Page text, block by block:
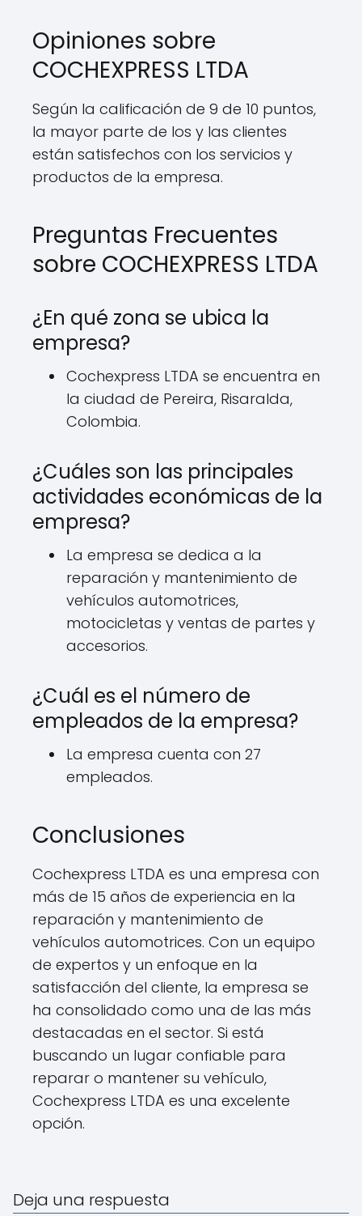
Opiniones sobre
COCHEXPRESS LTDA
Según la calificación de 9 de 10 puntos,
la mayor parte de los y las clientes
están satisfechos con los servicios y
productos de la empresa.
Preguntas Frecuentes
sobre COCHEXPRESS LTDA
¿En qué zona se ubica la
empresa?
Cochexpress LTDA se encuentra en
la ciudad de Pereira, Risaralda,
Colombia.
¿Cuáles son las principales
actividades económicas de la
empresa?
La empresa se dedica a la
reparación y mantenimiento de
vehículos automotrices,
motocicletas y ventas de partes y
accesorios.
¿Cuál es el número de
empleados de la empresa?
La empresa cuenta con 27
empleados.
Conclusiones
Cochexpress LTDA es una empresa con
más de 15 años de experiencia en la
reparación y mantenimiento de
vehículos automotrices. Con un equipo
de expertos y un enfoque en la
satisfacción del cliente, la empresa se
ha consolidado como una de las más
destacadas en el sector. Si está
buscando un lugar confiable para
reparar o mantener su vehículo,
Cochexpress LTDA es una excelente
opción.
Deja una respuesta